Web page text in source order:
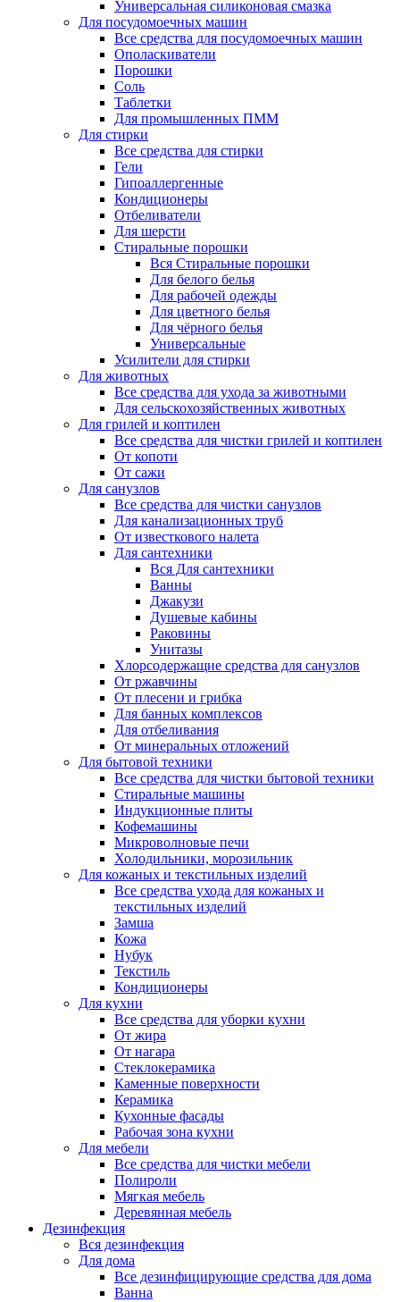
Универсальная силиконовая смазка
Для посудомоечных машин
Все средства для посудомоечных машин
Ополаскиватели
Порошки
Соль
Таблетки
Для промышленных ПММ
Для стирки
Все средства для стирки
Гели
Гипоаллергенные
Кондиционеры
Отбеливатели
Для шерсти
Стиральные порошки
Вся Стиральные порошки
Для белого белья
Для рабочей одежды
Для цветного белья
Для чёрного белья
Универсальные
Усилители для стирки
Для животных
Все средства для ухода за животными
Для сельскохозяйственных животных
Для грилей и коптилен
Все средства для чистки грилей и коптилен
От копоти
От сажи
Для санузлов
Все средства для чистки санузлов
Для канализационных труб
От известкового налета
Для сантехники
Вся Для сантехники
Ванны
Джакузи
Душевые кабины
Раковины
Унитазы
Хлорсодержащие средства для санузлов
От ржавчины
От плесени и грибка
Для банных комплексов
Для отбеливания
От минеральных отложений
Для бытовой техники
Все средства для чистки бытовой техники
Стиральные машины
Индукционные плиты
Кофемашины
Микроволновые печи
Холодильники, морозильник
Для кожаных и текстильных изделий
Все средства ухода для кожаных и
текстильных изделий
Замша
Кожа
Нубук
Текстиль
Кондиционеры
Для кухни
Все средства для уборки кухни
От жира
От нагара
Стеклокерамика
Каменные поверхности
Керамика
Кухонные фасады
Рабочая зона кухни
Для мебели
Все средства для чистки мебели
Полироли
Мягкая мебель
Деревянная мебель
Дезинфекция
Вся дезинфекция
Для дома
Все дезинфицирующие средства для дома
Ванна